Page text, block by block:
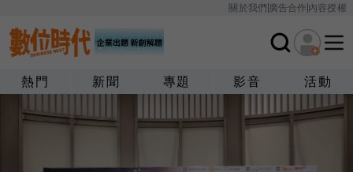
關於我們廣告合作內容授權
熱門 新聞 專題 影音 活動